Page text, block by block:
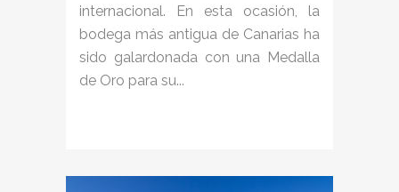
internacional. En esta ocasión, la
bodega más antigua de Canarias ha
sido galardonada con una Medalla
de Oro para su...